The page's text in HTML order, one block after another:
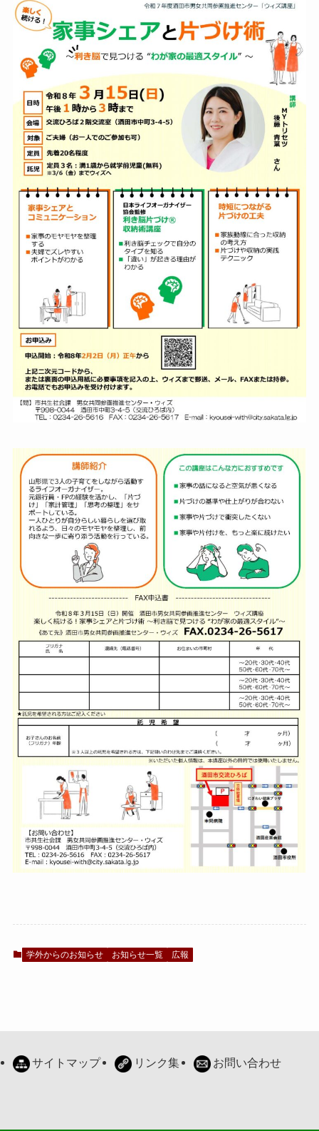
学外からのお知らせ お知らせ一覧 広報
サイトマップ リンク集 お問い合わせ